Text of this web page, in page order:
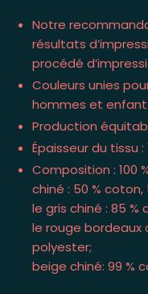
Notre
résultats
procédé
Couleurs unies
hommes et
Production
Épaisseur du tissu :
Composition : 100
chiné : 50 % coton,
le gris chiné : 85 %
le rouge bordeaux
polyester;
beige chiné: 99 %